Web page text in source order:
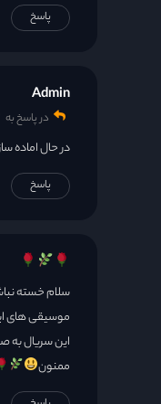
پاسخ
Admin
در پاسخ به
در حال
پاسخ
سلام خسته
موسیقی های
این سریال به
ممنون